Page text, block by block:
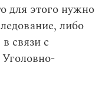
для этого нужно
либо
связи с